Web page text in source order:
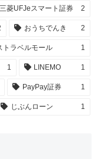
三菱UFJeスマート証券 2
おうちでんき 2
トラベルモール 1
1 LINEMO 1
PayPay証券 1
じぶんローン 1